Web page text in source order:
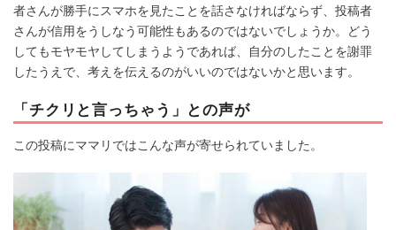
者さんが勝手にスマホを見たことを話さなければならず、投稿者
さんが信用をうしなう可能性もあるのではないでしょうか。どう
してもモヤモヤしてしまうようであれば、自分のしたことを謝罪
したうえで、考えを伝えるのがいいのではないかと思います。
「チクリと言っちゃう」との声が
この投稿にママリではこんな声が寄せられていました。